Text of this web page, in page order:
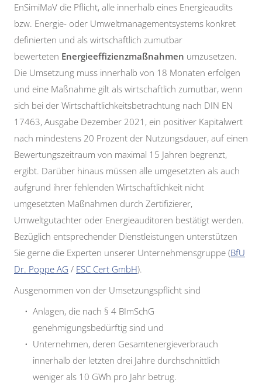
EnSimiMaV die Pflicht, alle innerhalb eines Energieaudits
bzw. Energie- oder Umweltmanagementsystems konkret
definierten und als wirtschaftlich zumutbar
bewerteten Energieeffizienzmaßnahmen umzusetzen.
Die Umsetzung muss innerhalb von 18 Monaten erfolgen
und eine Maßnahme gilt als wirtschaftlich zumutbar, wenn
sich bei der Wirtschaftlichkeitsbetrachtung nach DIN EN
17463, Ausgabe Dezember 2021, ein positiver Kapitalwert
nach mindestens 20 Prozent der Nutzungsdauer, auf einen
Bewertungszeitraum von maximal 15 Jahren begrenzt,
ergibt. Darüber hinaus müssen alle umgesetzten als auch
aufgrund ihrer fehlenden Wirtschaftlichkeit nicht
umgesetzten Maßnahmen durch Zertifizierer,
Umweltgutachter oder Energieauditoren bestätigt werden.
Bezüglich entsprechender Dienstleistungen unterstützen
Sie gerne die Experten unserer Unternehmensgruppe (BfU
Dr. Poppe AG / ESC Cert GmbH).
Ausgenommen von der Umsetzungspflicht sind
Anlagen, die nach § 4 BImSchG
genehmigungsbedürftig sind und
Unternehmen, deren Gesamtenergieverbrauch
innerhalb der letzten drei Jahre durchschnittlich
weniger als 10 GWh pro Jahr betrug.